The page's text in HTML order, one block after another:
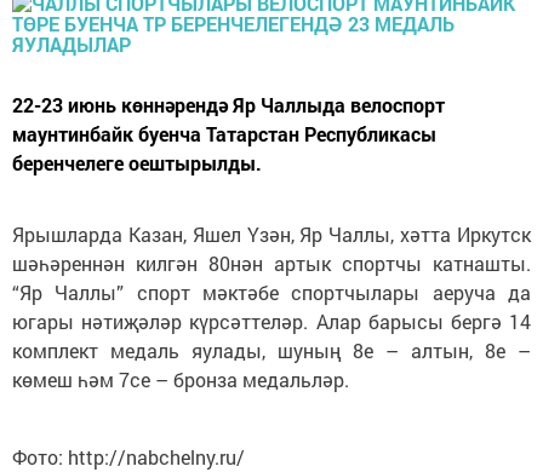
22-23 июнь көннәрендә Яр Чаллыда велоспорт
маунтинбайк буенча Татарстан Республикасы
беренчелеге оештырылды.
Ярышларда Казан, Яшел Үзән, Яр Чаллы, хәтта Иркутск
шәһәреннән килгән 80нән артык спортчы катнашты.
“Яр Чаллы” спорт мәктәбе спортчылары аеруча да
югары нәтиҗәләр күрсәттеләр. Алар барысы бергә 14
комплект медаль яулады, шуның 8е – алтын, 8е –
көмеш һәм 7се – бронза медальләр.
Фото: http://nabchelny.ru/